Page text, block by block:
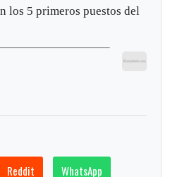
los 5 primeros puestos del
Reddit WhatsApp